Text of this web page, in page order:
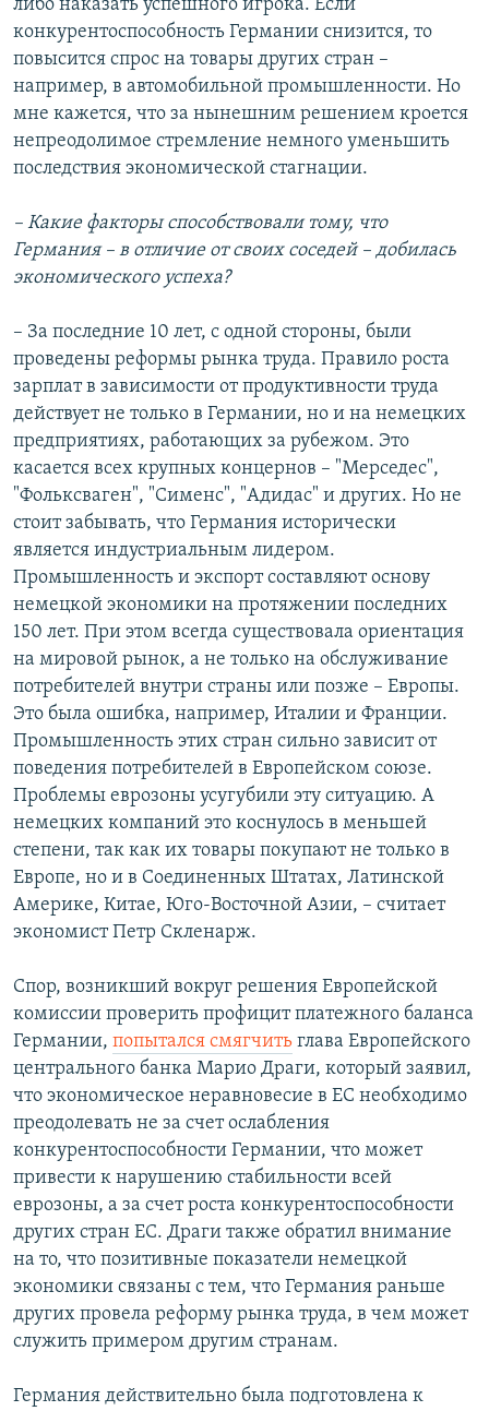
либо наказать успешного игрока. Если
конкурентоспособность Германии снизится, то
повысится спрос на товары других стран –
например, в автомобильной промышленности. Но
мне кажется, что за нынешним решением кроется
непреодолимое стремление немного уменьшить
последствия экономической стагнации.
– Какие факторы способствовали тому, что
Германия – в отличие от своих соседей – добилась
экономического успеха?
– За последние 10 лет, с одной стороны, были
проведены реформы рынка труда. Правило роста
зарплат в зависимости от продуктивности труда
действует не только в Германии, но и на немецких
предприятиях, работающих за рубежом. Это
касается всех крупных концернов – "Мерседес",
"Фольксваген", "Сименс", "Адидас" и других. Но не
стоит забывать, что Германия исторически
является индустриальным лидером.
Промышленность и экспорт составляют основу
немецкой экономики на протяжении последних
150 лет. При этом всегда существовала ориентация
на мировой рынок, а не только на обслуживание
потребителей внутри страны или позже – Европы.
Это была ошибка, например, Италии и Франции.
Промышленность этих стран сильно зависит от
поведения потребителей в Европейском союзе.
Проблемы еврозоны усугубили эту ситуацию. А
немецких компаний это коснулось в меньшей
степени, так как их товары покупают не только в
Европе, но и в Соединенных Штатах, Латинской
Америке, Китае, Юго-Восточной Азии, – считает
экономист Петр Скленарж.
Спор, возникший вокруг решения Европейской
комиссии проверить профицит платежного баланса
Германии, попытался смягчить глава Европейского
центрального банка Марио Драги, который заявил,
что экономическое неравновесие в ЕС необходимо
преодолевать не за счет ослабления
конкурентоспособности Германии, что может
привести к нарушению стабильности всей
еврозоны, а за счет роста конкурентоспособности
других стран ЕС. Драги также обратил внимание
на то, что позитивные показатели немецкой
экономики связаны с тем, что Германия раньше
других провела реформу рынка труда, в чем может
служить примером другим странам.
Германия действительно была подготовлена к